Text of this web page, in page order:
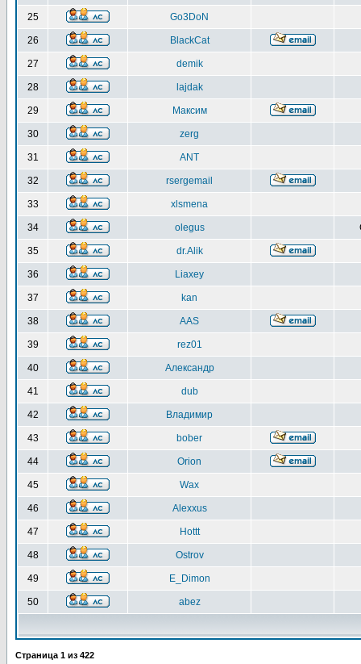
25 Go3DoN
26 BlackCat
27 demik
28 lajdak
29 Максим
30 zerg
31 ANT
32 rsergemail
33 xlsmena
34 olegus
35 dr.Alik
36 Liaxey
37 kan
38 AAS
39 rez01
40 Александр
41 dub
42 Владимир
43 bober
44 Orion
45 Wax
46 Alexxus
47 Hottt
48 Ostrov
49 E_Dimon
50 abez
Страница 1 из 422